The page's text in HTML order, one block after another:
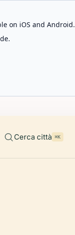
on iOS and Android.
Cerca città ⌘K